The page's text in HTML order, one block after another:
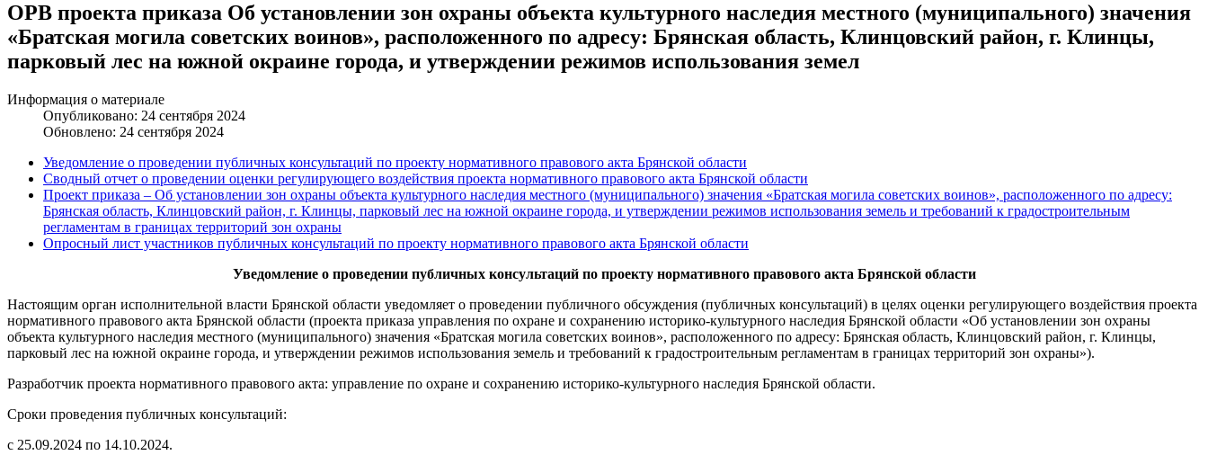
ОРВ проекта приказа Об установлении зон охраны объекта культурного наследия местного (муниципального) значения
«Братская могила советских воинов», расположенного по адресу: Брянская область, Клинцовский район, г. Клинцы,
парковый лес на южной окраине города, и утверждении режимов использования земел
Информация о материале
Опубликовано: 24 сентября 2024
Обновлено: 24 сентября 2024
Уведомление о проведении публичных консультаций по проекту нормативного правового акта Брянской области
Сводный отчет о проведении оценки регулирующего воздействия проекта нормативного правового акта Брянской области
Проект приказа – Об установлении зон охраны объекта культурного наследия местного (муниципального) значения «Братская могила советских воинов», расположенного по адресу:
Брянская область, Клинцовский район, г. Клинцы, парковый лес на южной окраине города, и утверждении режимов использования земель и требований к градостроительным
регламентам в границах территорий зон охраны
Опросный лист участников публичных консультаций по проекту нормативного правового акта Брянской области
Уведомление о проведении публичных консультаций по проекту нормативного правового акта Брянской области
Настоящим орган исполнительной власти Брянской области уведомляет о проведении публичного обсуждения (публичных консультаций) в целях оценки регулирующего воздействия проекта
нормативного правового акта Брянской области (проекта приказа управления по охране и сохранению историко-культурного наследия Брянской области «Об установлении зон охраны
объекта культурного наследия местного (муниципального) значения «Братская могила советских воинов», расположенного по адресу: Брянская область, Клинцовский район, г. Клинцы,
парковый лес на южной окраине города, и утверждении режимов использования земель и требований к градостроительным регламентам в границах территорий зон охраны»).
Разработчик проекта нормативного правового акта: управление по охране и сохранению историко-культурного наследия Брянской области.
Сроки проведения публичных консультаций:
с 25.09.2024 по 14.10.2024.